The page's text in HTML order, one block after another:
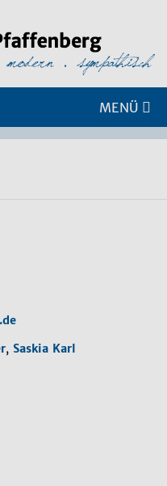
MENÜ
, Saskia Karl